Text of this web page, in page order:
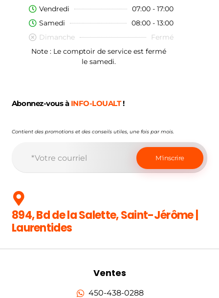
Vendredi
07:00 - 17:00
Samedi
08:00 - 13:00
Dimanche
Fermé
Note : Le comptoir de service est fermé
le samedi.
Abonnez-vous à INFO-LOUALT!
Contient des promotions et des conseils utiles, une fois par mois.
894, Bd de la Salette, Saint-Jérôme |
Laurentides
Ventes
450-438-0288